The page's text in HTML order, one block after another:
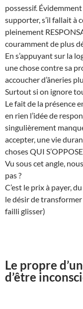
possessif.
supporter, s’il fallait à
pleinement
couramment de plus
En s’appuyant sur la
une chose contre sa
accoucher d’âneries
Surtout si on ignore
Le fait de la présence
en rien l’idée de
singulièrement
accepter, une vie
choses QUI
Vu sous cet angle,
pas ?
C’est le prix à payer,
le désir de
failli glisser)
Le propre
d’être